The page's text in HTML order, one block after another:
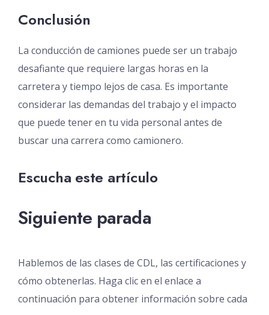
Conclusión
La conducción de camiones puede ser un trabajo
desafiante que requiere largas horas en la
carretera y tiempo lejos de casa. Es importante
considerar las demandas del trabajo y el impacto
que puede tener en tu vida personal antes de
buscar una carrera como camionero.
Escucha este artículo
Siguiente parada
Hablemos de las clases de CDL, las certificaciones y
cómo obtenerlas. Haga clic en el enlace a
continuación para obtener información sobre cada